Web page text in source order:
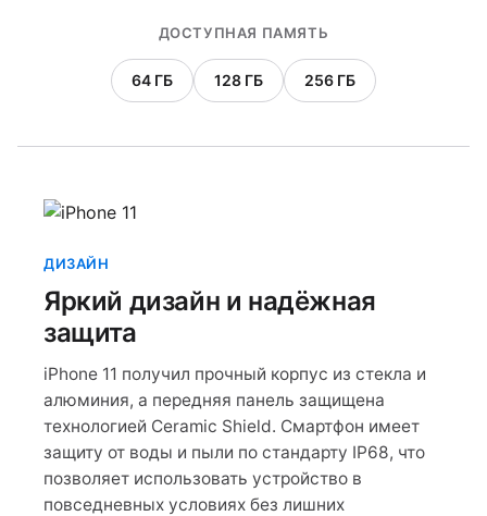
ДОСТУПНАЯ ПАМЯТЬ
64 ГБ 128 ГБ 256 ГБ
ДИЗАЙН
Яркий дизайн и надёжная
защита
iPhone 11 получил прочный корпус из стекла и
алюминия, а передняя панель защищена
технологией Ceramic Shield. Смартфон имеет
защиту от воды и пыли по стандарту IP68, что
позволяет использовать устройство в
повседневных условиях без лишних